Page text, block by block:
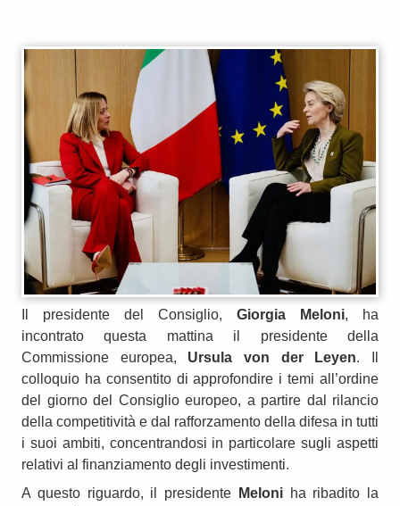
Il presidente del Consiglio, Giorgia Meloni, ha
incontrato questa mattina il presidente della
Commissione europea, Ursula von der Leyen. Il
colloquio ha consentito di approfondire i temi all’ordine
del giorno del Consiglio europeo, a partire dal rilancio
della competitività e dal rafforzamento della difesa in tutti
i suoi ambiti, concentrandosi in particolare sugli aspetti
relativi al finanziamento degli investimenti.
A questo riguardo, il presidente
Meloniha ribadito la